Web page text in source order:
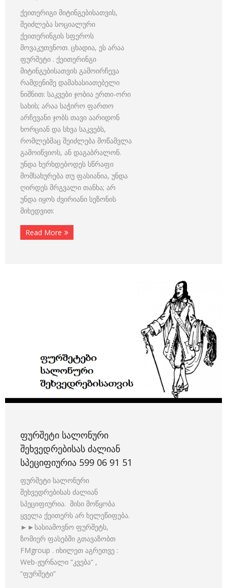
ქეითერიგი მიტინგებისათვის,
შეიძლება სოციალური
ქეითერინგის სფეროს
მოვაკუთვნოთ. ცხადია, ეს არაა
ფურშეტი . ქეითერინგი
მიტინგებისათვის გამოირჩევა
რამდენიმე დამახასიათებელი
ნიშნით: საკვები ჯობია ერთი-ორი
სახის; არაა საჭირო ფართო
არჩევანი ჯობს თავი აარიდონ
ხორციან და სხვა საკვებს,
რომლებმაც შეიძლება მოწამვლა
გამოიწვიოს, ან დაგაბრალონ.
უნდა ხერხდებოდეს სწრაფი
მომსახურება თუ ფასიანია, უნდა
ღირდეს მრგვალი თანხა; არ
უნდა იყოს ძვირიანი სეზონის
მიხედვით:
Read More
ᲤᲣᲠᲨᲔᲢᲘ ᲡᲐᲚᲝᲜᲣᲠᲘ
ᲨᲔᲮᲕᲔᲓᲠᲔᲑᲘᲡᲐᲡ ᲫᲐᲚᲘᲐᲜ
ᲡᲞᲔᲪᲘᲤᲘᲣᲠᲘᲐ 599 06 91 51
ფურშეტი სალონური
შეხვედრებისას ძალიან
სპეციფიურია. მისი მოწყობა
ყველა ქეითერს არ ხელეწიფება.
►►სასიამოვნო ფურშეტს,
ზომიერ ფასებში გთავაზობთ
FMgroup . იხილეთ აგრეთვე :
Web-ჟურნალი “კვება“ ,
“ფურშეტი”